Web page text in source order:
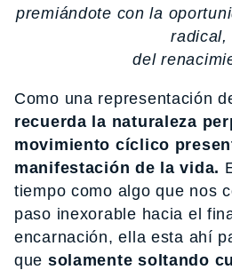
premiándote con la
radical,
del
Como una representación
recuerda la naturaleza
movimiento cíclico
manifestación de la vida.
tiempo como algo que nos
paso inexorable hacia el
encarnación, ella esta ahí
que solamente soltando